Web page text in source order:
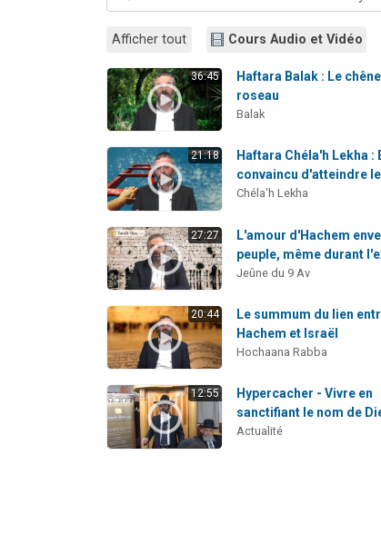
Afficher tout Cours Audio et Vidéo
36:45
Haftara Balak : Le
roseau
Balak
21:18
Haftara Chéla'h Lekha :
convaincu d'atteindre
Chéla'h Lekha
27:27
L'amour d'Hachem
peuple, même durant
Jeûne du 9 Av
20:44
Le summum du lien
Hachem et Israël
Hochaana Rabba
12:55
Hypercacher - Vivre en
sanctifiant le nom de
Actualité